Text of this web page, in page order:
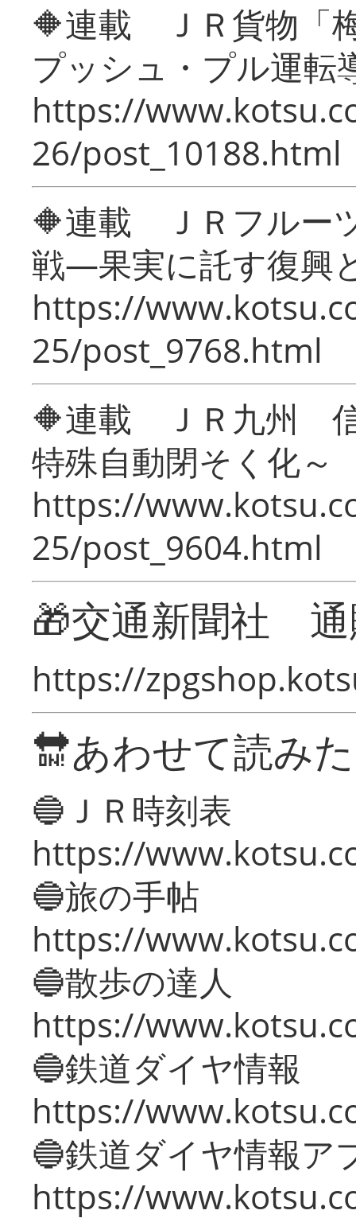
🔶連載 ＪＲ貨物「
プッシュ・プル運転
https://
26/post_10188.html
🔶連載 ＪＲフルー
戦―果実に託す復興
https://
25/post_9768.html
🔶連載 ＪＲ九州 信
特殊自動閉そく化～
https://
25/post_9604.html
🎁交通新聞社
https://
🔛あわせて読み
🔵ＪＲ時刻表
https://
🔵旅の手帖
https://
🔵散歩の達人
https://
🔵鉄道ダイヤ情報
https://
🔵鉄道ダイヤ情報ア
https://